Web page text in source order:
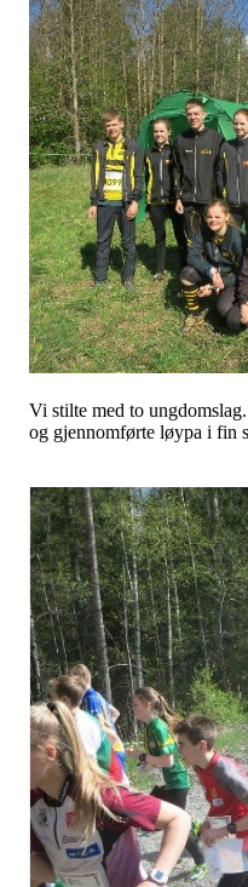
Vi stilte med to
og gjennomførte løypa i fin